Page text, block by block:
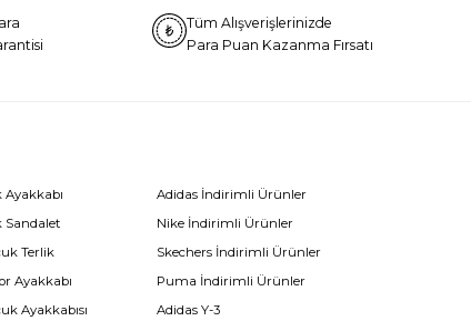
Tüm Alışverişlerinizde
Para Puan Kazanma Fırsatı
Ayakkabı
Sandalet
Terlik
Ayakkabı
Ayakkabısı
Adidas İndirimli Ürünler
Nike İndirimli Ürünler
Skechers İndirimli Ürünler
Puma İndirimli Ürünler
Adidas Y-3